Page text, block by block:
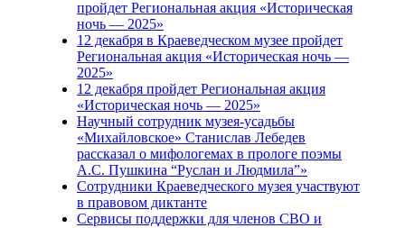
пройдет Региональная акция «Историческая
ночь — 2025»
12 декабря в Краеведческом музее пройдет
Региональная акция «Историческая ночь —
2025»
12 декабря пройдет Региональная акция
«Историческая ночь — 2025»
Научный сотрудник музея-усадьбы
«Михайловское» Станислав Лебедев
рассказал о мифологемах в прологе поэмы
А.С. Пушкина “Руслан и Людмила”»
Сотрудники Краеведческого музея участвуют
в правовом диктанте
Сервисы поддержки для членов СВО и